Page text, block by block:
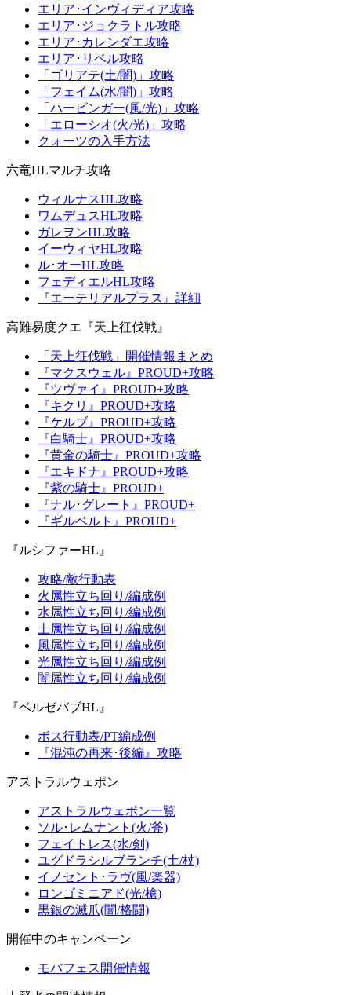
エリア･インヴィディア攻略
エリア･ジョクラトル攻略
エリア･カレンダエ攻略
エリア･リベル攻略
「ゴリアテ(土/闇)」攻略
「フェイム(水/闇)」攻略
「ハービンガー(風/光)」攻略
「エローシオ(火/光)」攻略
クォーツの入手方法
六竜HLマルチ攻略
ウィルナスHL攻略
ワムデュスHL攻略
ガレヲンHL攻略
イーウィヤHL攻略
ル･オーHL攻略
フェディエルHL攻略
『エーテリアルプラス』詳細
高難易度クエ『天上征伐戦』
「天上征伐戦」開催情報まとめ
『マクスウェル』PROUD+攻略
『ツヴァイ』PROUD+攻略
『キクリ』PROUD+攻略
『ケルブ』PROUD+攻略
『白騎士』PROUD+攻略
『黄金の騎士』PROUD+攻略
『エキドナ』PROUD+攻略
『紫の騎士』PROUD+
『ナル･グレート』PROUD+
『ギルベルト』PROUD+
『ルシファーHL』
攻略/敵行動表
火属性立ち回り/編成例
水属性立ち回り/編成例
土属性立ち回り/編成例
風属性立ち回り/編成例
光属性立ち回り/編成例
闇属性立ち回り/編成例
『ベルゼバブHL』
ボス行動表/PT編成例
『混沌の再来･後編』攻略
アストラルウェポン
アストラルウェポン一覧
ソル･レムナント(火/斧)
フェイトレス(水/剣)
ユグドラシルブランチ(土/杖)
イノセント･ラヴ(風/楽器)
ロンゴミニアド(光/槍)
黒銀の滅爪(闇/格闘)
開催中のキャンペーン
モバフェス開催情報